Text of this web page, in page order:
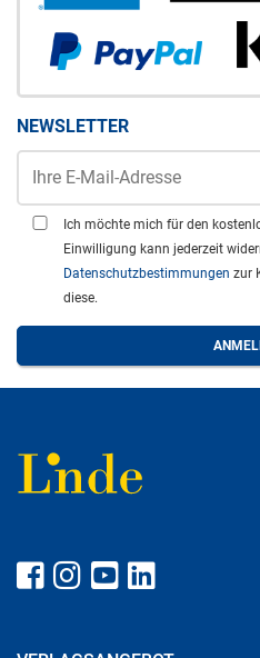
NEWSLETTER
Ich möchte mich für den
Einwilligung kann jederzeit
Datenschutzbestimmungen zur
diese.